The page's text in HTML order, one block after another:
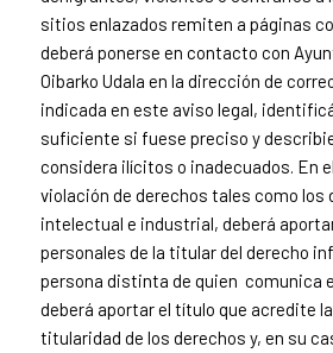
sitios enlazados remiten a páginas
deberá ponerse en contacto con
Oibarko Udala en la dirección de
indicada en este aviso legal,
suficiente si fuese preciso y
considera ilícitos o inadecuados. En
violación de derechos tales como los
intelectual e industrial, deberá
personales de la titular del derecho
persona distinta de quien comunica
deberá aportar el título que acredite
titularidad de los derechos y, en su